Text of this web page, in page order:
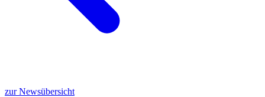
zur Newsübersicht